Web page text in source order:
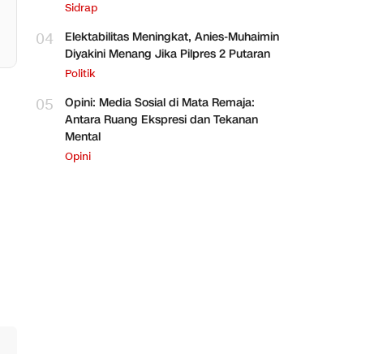
Sidrap
04
Elektabilitas Meningkat, Anies-Muhaimin
Diyakini Menang Jika Pilpres 2 Putaran
Politik
05
Opini: Media Sosial di Mata Remaja:
Antara Ruang Ekspresi dan Tekanan
Mental
Opini